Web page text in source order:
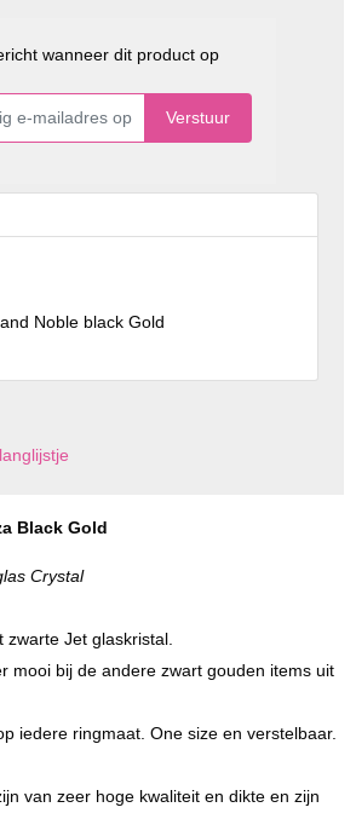
wanneer dit product op
Verstuur
Noble black Gold
Black Gold
Crystal
Jet glaskristal.
mooi bij de andere zwart gouden items uit
iedere ringmaat. One size en verstelbaar.
van zeer hoge kwaliteit en dikte en zijn